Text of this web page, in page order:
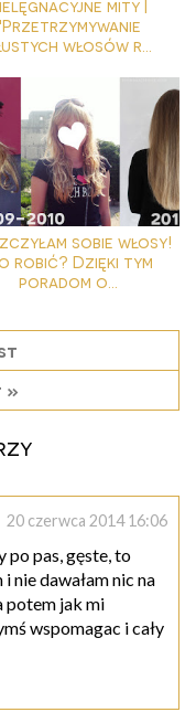
mity |
włosów r...
sobie włosy!
robić? Dzięki tym
poradom o...
»
20 czerwca 2014 16:06
po pas, gęste, to
nie dawałam nic na
potem jak mi
wspomagac i cały